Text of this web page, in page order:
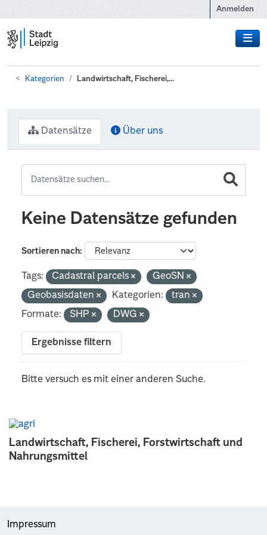
Anmelden
Kategorien Landwirtschaft, Fischerei,...
Landwirtschaft, Fischerei, Forstwirtschaft und
Nahrungsmittel
Datensätze Über uns
Keine Datensätze gefunden
Sortieren nach
Tags: Cadastral parcels
GeoSN
Geobasisdaten
Kategorien:
tran
Formate:
SHP DWG
Ergebnisse filtern
Bitte versuch es mit einer anderen Suche.
Impressum